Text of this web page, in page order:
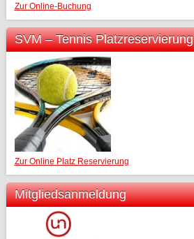
Zur Online-Buchung
SVM – Tennis Platzreservierung
Zur Online Platz Reservierung
Mitgliedsanmeldung